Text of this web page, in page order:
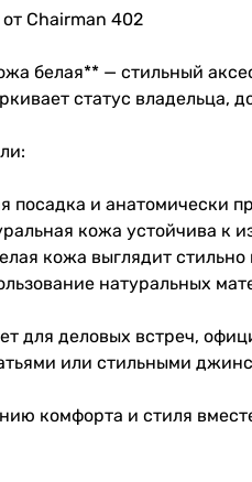
Chairman 402
белая** — стильный
статус владельца,
посадка и анатомически
кожа устойчива к
кожа выглядит
натуральных
для деловых встреч,
или стильными
комфорта и стиля